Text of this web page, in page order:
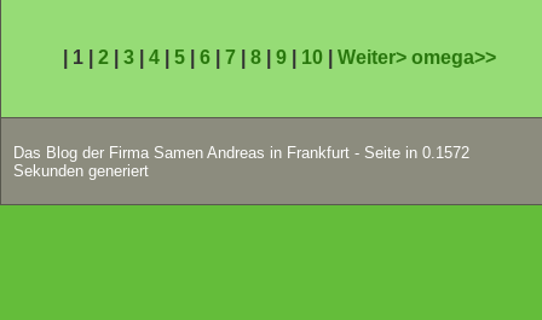
| 1 | 2| 3| 4| 5| 6| 7 8| 9| 10| Weiter> omega>>
Das Blog der Firma Samen Andreas in Frankfurt - Seite in 0.1572
Sekunden generiert